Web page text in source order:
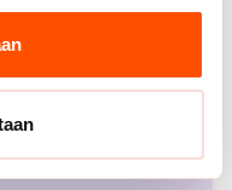
Unitas